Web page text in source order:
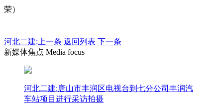
荣）
河北二建: 上一条 返回列表 下一条
新媒体焦点 Media focus
河北二建:唐山市丰润区电视台到七分公司丰润汽
车站项目进行采访拍摄